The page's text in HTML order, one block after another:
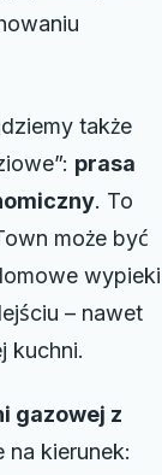
także
prasa
. To
może być
wypieki
– nawet
kuchni.
gazowej z
na kierunek: